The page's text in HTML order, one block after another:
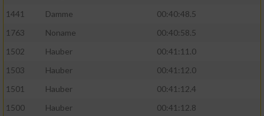
1441
Damme
00:40:48.5
1763
Noname
00:40:58.5
1502
Hauber
00:41:11.0
1503
Hauber
00:41:12.0
1501
Hauber
00:41:12.4
1500
Hauber
00:41:12.8